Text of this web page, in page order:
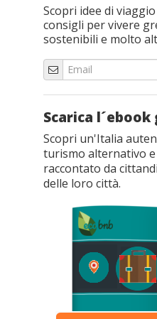
Scopri idee di
consigli per vivere
sostenibili e molto
Scarica
Scopri un'Italia
turismo alternativo
raccontato da
delle loro città.